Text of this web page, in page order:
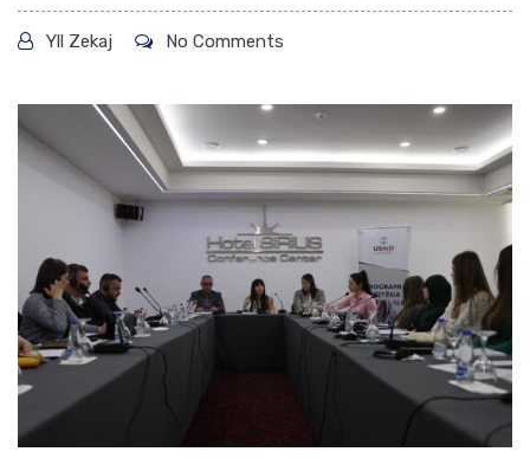
Yll Zekaj No Comments